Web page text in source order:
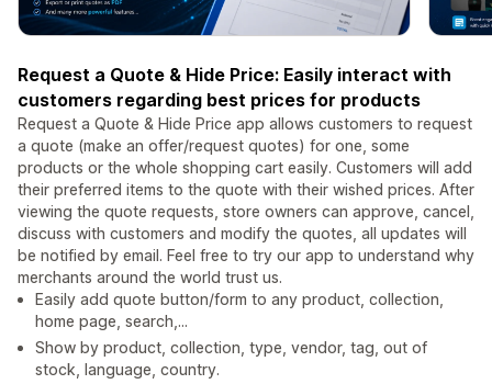
Request a Quote & Hide Price: Easily interact with
customers regarding best prices for products
Request a Quote & Hide Price app allows customers to request
a quote (make an offer/request quotes) for one, some
products or the whole shopping cart easily. Customers will add
their preferred items to the quote with their wished prices. After
viewing the quote requests, store owners can approve, cancel,
discuss with customers and modify the quotes, all updates will
be notified by email. Feel free to try our app to understand why
merchants around the world trust us.
Easily add quote button/form to any product, collection,
home page, search,...
Show by product, collection, type, vendor, tag, out of
stock, language, country.